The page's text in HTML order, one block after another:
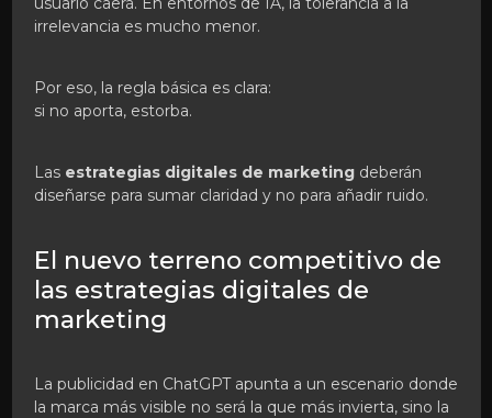
irrelevancia es mucho menor.
Por eso, la regla básica es clara:
si no aporta, estorba.
Las estrategias digitales de marketingdeberán
diseñarse para sumar claridad y no para añadir ruido.
El nuevo terreno competitivo de
las estrategias digitales de
marketing
La publicidad en ChatGPT apunta a un escenario donde
la marca más visible no será la que más invierta, sino la